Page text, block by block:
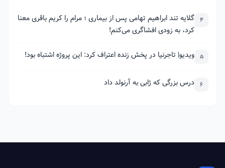
4 گلایه تند ابراهیم تهامی پس از بیماری ؛ مرام را کریم باقری معنا
کرد، به زودی افشاگری می‌کنم!
5 ویدیو| تاجرنیا در پخش زنده اعتراف کرد: این پروژه اشتباه بود!
6 درس بزرگی که ژابی به آرنولد داد